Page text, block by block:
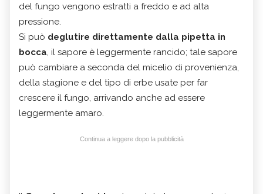
del fungo vengono estratti a freddo e ad alta
pressione.
Si può deglutire direttamente dalla pipetta in
bocca, il sapore è leggermente rancido; tale sapore
può cambiare a seconda del micelio di provenienza,
della stagione e del tipo di erbe usate per far
crescere il fungo, arrivando anche ad essere
leggermente amaro.
Continua a leggere dopo la pubblicità